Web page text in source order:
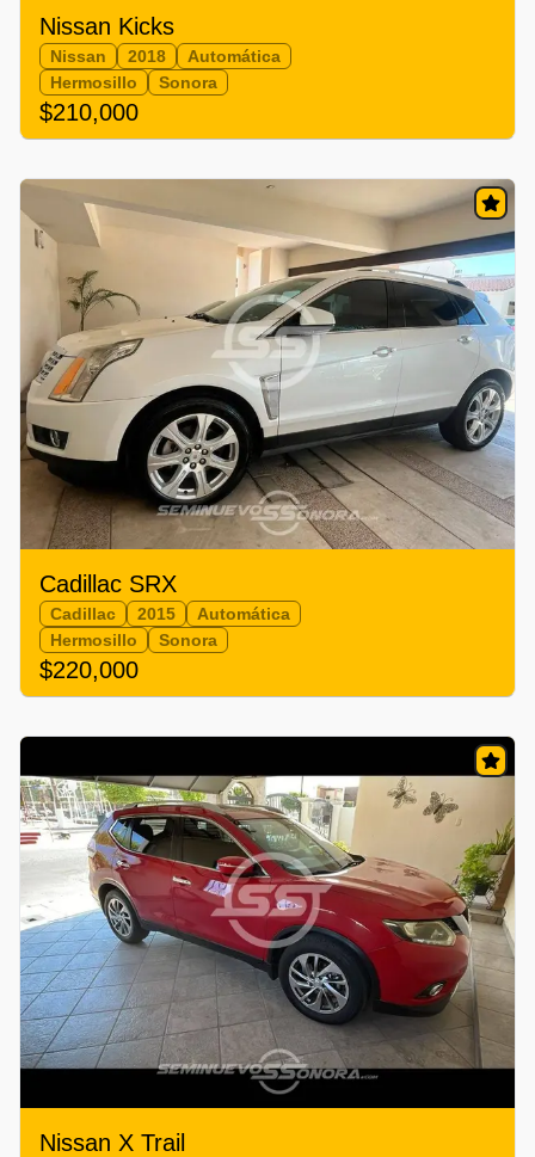
Nissan Kicks
Nissan 2018
Automática
Hermosillo
Sonora
$210,000
Cadillac SRX
Cadillac 2015
Automática
Hermosillo
Sonora
$220,000
Nissan X Trail